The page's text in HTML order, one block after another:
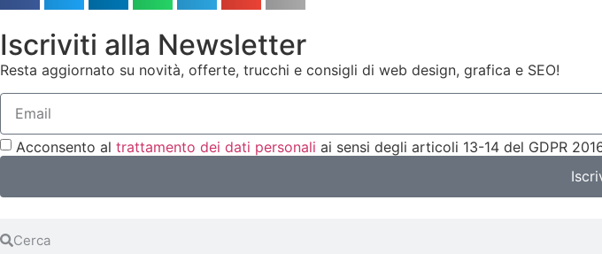
Iscriviti alla Newsletter
Resta aggiornato su novità, offerte, trucchi e consigli di web design, grafica e SEO!
Acconsento al trattamento dei dati personali ai sensi degli articoli 13-14 del GDPR